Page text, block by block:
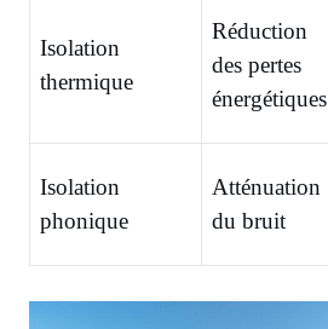
Isolation
thermique
Réduction
des pertes
énergétiques
Isolation
phonique
Atténuation
du bruit